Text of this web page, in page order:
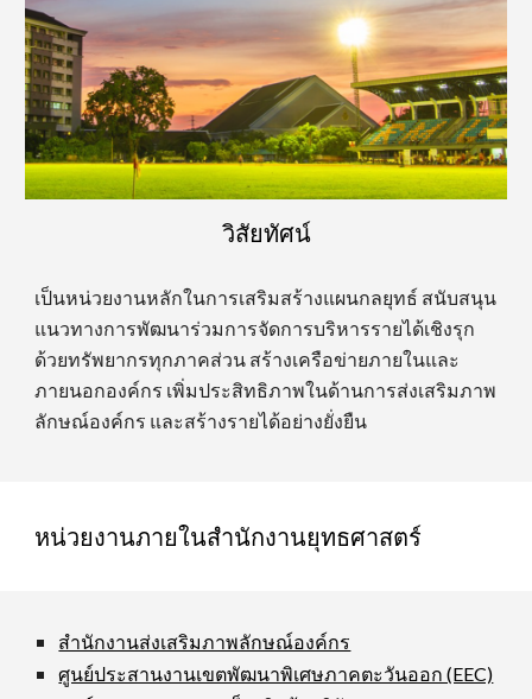
วิสัยทัศน์
เป็นหน่วยงานหลักในการเสริมสร้างแผนกลยุทธ์ สนับสนุน
แนวทางการพัฒนาร่วมการจัดการบริหารรายได้เชิงรุก
ด้วยทรัพยากรทุกภาคส่วน สร้างเครือข่ายภายในและ
ภายนอกองค์กร เพิ่มประสิทธิภาพในด้านการส่งเสริมภาพ
ลักษณ์องค์กร และสร้างรายได้อย่างยั่งยืน
หน่วยงานภายในสำนักงานยุทธศาสตร์
สำนักงานส่งเสริมภาพลักษณ์องค์กร
ศูนย์ประสานงานเขตพัฒนาพิเศษภาคตะวันออก (EEC)